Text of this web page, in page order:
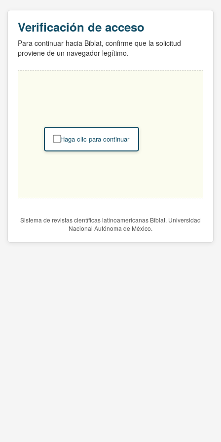
Verificación de acceso
Para continuar hacia Biblat, confirme que la solicitud
proviene de un navegador legítimo.
Haga clic para continuar
Sistema de revistas científicas latinoamericanas Biblat. Universidad
Nacional Autónoma de México.